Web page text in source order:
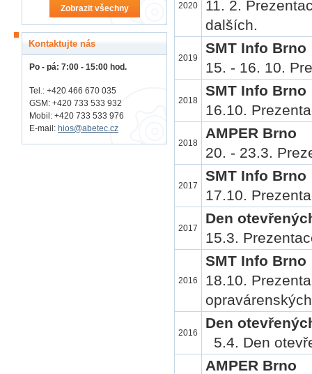
2020
11. 2.
dalších.
2019
SMT Info Brno
15. - 16. 10.
2018
SMT Info Brno
16.10.
2018
AMPER Brno
20. - 23.3.
2017
SMT Info Brno
17.10.
2017
Den
15.3.
2016
SMT Info Brno
18.10.
2016
Den
5.4. Den
AMPER Brno
Zobrazit všechny
Kontaktujte nás
Po - pá: 7:00 - 15:00 hod.
Tel.: +420 466 670 035
GSM: +420 733 533 932
Mobil: +420 733 533 976
E-mail: hios@abetec.cz